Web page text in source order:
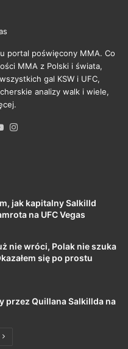
portal poświęcony MMA. Co
MMA z Polski i świata,
gal KSW i UFC,
analizy walk i wiele,
YouTube
jak kapitalny Salkilld
na UFC Vegas
nie wróci, Polak nie szuka
się po prostu
przez Quillana Salkillda na
Następna